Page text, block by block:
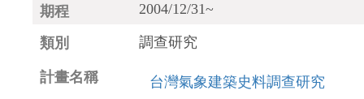
2004/12/31~
調查研究
台灣氣象建築史料調查研究